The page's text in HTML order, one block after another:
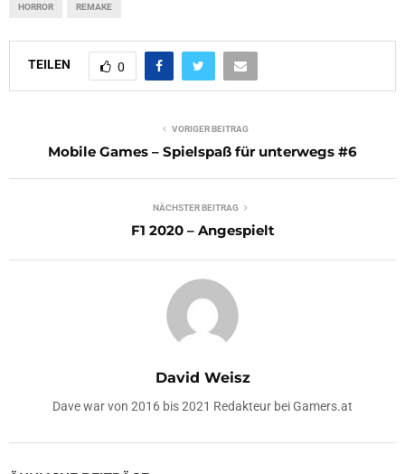
HORROR REMAKE
TEILEN 0
VORIGER BEITRAG
Mobile Games – Spielspaß für unterwegs #6
NÄCHSTER BEITRAG
F1 2020 – Angespielt
David Weisz
Dave war von 2016 bis 2021 Redakteur bei Gamers.at